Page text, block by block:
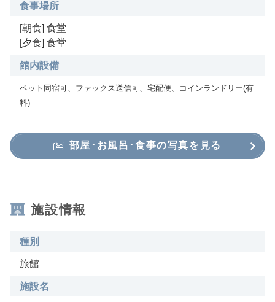
食事場所
[朝食] 食堂
[夕食] 食堂
館内設備
ペット同宿可、ファックス送信可、宅配便、コインランドリー(有
料)
部屋･お風呂･食事の写真を見る
施設情報
種別
旅館
施設名